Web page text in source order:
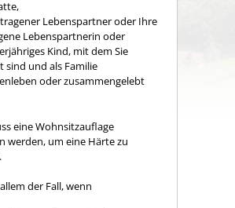
Lebenspartner oder Ihre
Lebenspartnerin oder
Kind, mit dem Sie
sind und als Familie
oder zusammengelebt
eine Wohnsitzauflage
werden, um eine Härte zu
der Fall, wenn